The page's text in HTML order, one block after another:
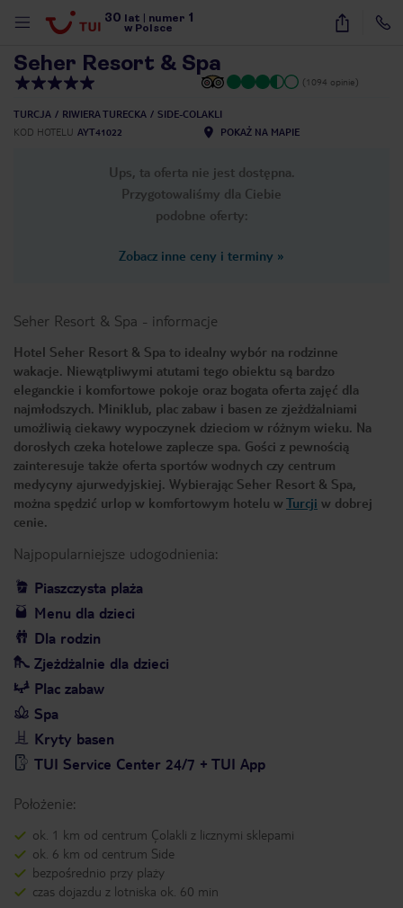
30 lat numer 1
w Polsce
18
Seher Resort & Spa
(1094 opinie)
TURCJA RIWIERA TURECKA
SIDE-COLAKLI
KOD HOTELU AYT41022 POKAŻ NA MAPIE
Ups, ta oferta nie jest dostępna.
Przygotowaliśmy dla Ciebie
podobne oferty:
Zobacz inne ceny i terminy »
Seher Resort & Spa - informacje
Hotel Seher Resort & Spa to idealny wybór na rodzinne
wakacje. Niewątpliwymi atutami tego obiektu są bardzo
eleganckie i komfortowe pokoje oraz bogata oferta zajęć dla
najmłodszych. Miniklub, plac zabaw i basen ze zjeżdżalniami
umożliwią ciekawy wypoczynek dzieciom w różnym wieku. Na
dorosłych czeka hotelowe zaplecze spa. Gości z pewnością
zainteresuje także oferta sportów wodnych czy centrum
medycyny ajurwedyjskiej. Wybierając Seher Resort & Spa,
można spędzić urlop w komfortowym hotelu w Turcji w dobrej
cenie.
Najpopularniejsze udogodnienia:
Piaszczysta plaża
Menu dla dzieci
Dla rodzin
Zjeżdżalnie dla dzieci
Plac zabaw
Spa
Kryty basen
TUI Service Center 24/7 + TUI App
Położenie:
ok. 1 km od centrum Çolakli z licznymi sklepami
ok. 6 km od centrum Side
bezpośrednio przy plaży
czas dojazdu z lotniska ok. 60 min